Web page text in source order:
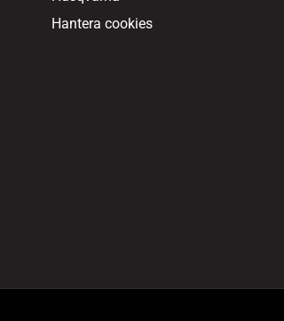
Hantera cookies